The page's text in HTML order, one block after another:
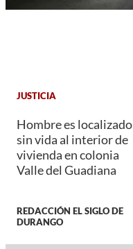
JUSTICIA
Hombre es localizado
sin vida al interior de
vivienda en colonia
Valle del Guadiana
REDACCIÓN EL SIGLO DE
DURANGO